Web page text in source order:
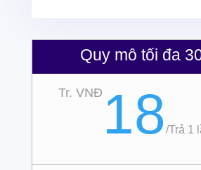
Quy mô tối đa
Tr. VNĐ 18 /Trả 1